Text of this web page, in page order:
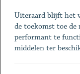
Uiteraard blijft het
de toekomst toe
performant te
middelen ter